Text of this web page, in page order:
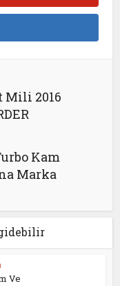
Mili 2016
Kam
Marka
Ve